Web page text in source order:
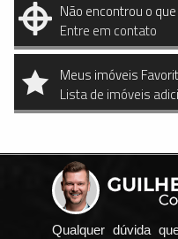
Não encontrou o
Entre em contato
Meus imóveis
Lista de imóveis
Qualquer dúvida